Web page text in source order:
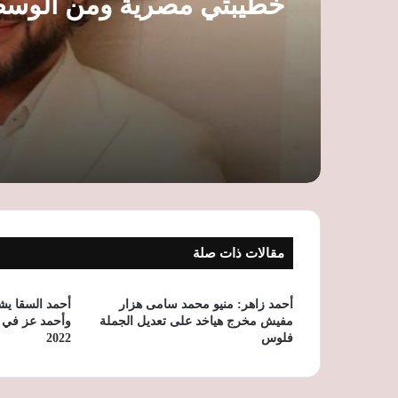
مقالات ذات صلة
أحمد زاهر: منيو محمد سامى هزار
مفيش مخرج هياخد على تعديل الجملة
فلوس
أحمد السقا
2022